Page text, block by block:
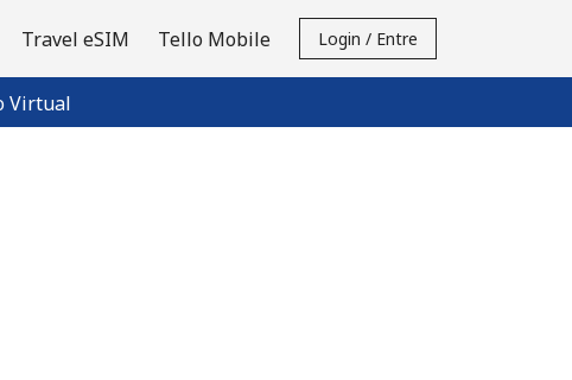
Virtual
Travel eSIM Tello Mobile Login / Entre